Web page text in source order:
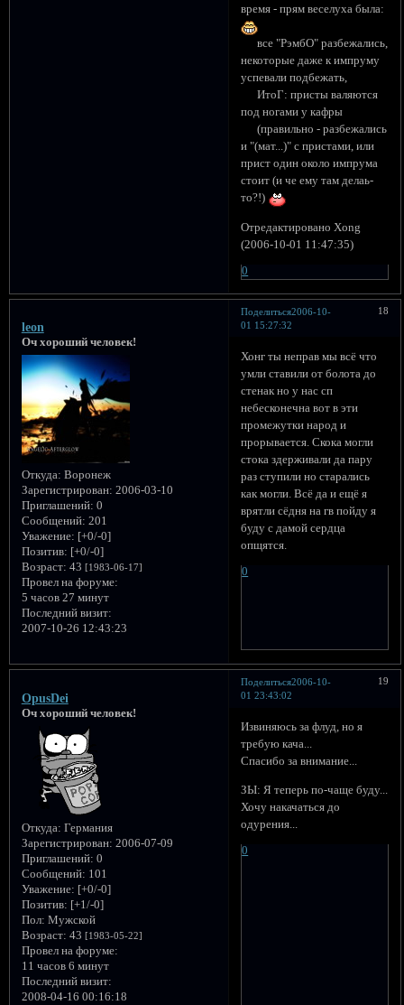
время - прям веселуха была:
все "РэмбО" разбежались,
некоторые даже к импруму
успевали подбежать,
ИтоГ: присты валяются
под ногами у кафры
(правильно - разбежались
и "(мат...)" с пристами, или
прист один около импрума
стоит (и че ему там делаь-
то?!)
Отредактировано Xong
(2006-10-01 11:47:35)
0
Поделиться 18
2006-10-
01 15:27:32
leon
Оч хороший человек!
Откуда: Воронеж
Зарегистрирован: 2006-03-10
Приглашений: 0
Сообщений: 201
Уважение: [+0/-0]
Позитив: [+0/-0]
Возраст: 43 [1983-06-17]
Провел на форуме:
5 часов 27 минут
Последний визит:
2007-10-26 12:43:23
Хонг ты неправ мы всё что
умли ставили от болота до
стенак но у нас сп
небесконечна вот в эти
промежутки народ и
прорывается. Скока могли
стока здерживали да пару
раз ступили но старались
как могли. Всё да и ещё я
врятли сёдня на гв пойду я
буду с дамой сердца
опщятся.
0
Поделиться 19
2006-10-
01 23:43:02
OpusDei
Оч хороший человек!
Откуда: Германия
Зарегистрирован: 2006-07-09
Приглашений: 0
Сообщений: 101
Уважение: [+0/-0]
Позитив: [+1/-0]
Пол: Мужской
Возраст: 43 [1983-05-22]
Провел на форуме:
11 часов 6 минут
Последний визит:
2008-04-16 00:16:18
Извиняюсь за флуд, но я
требую кача...
Спасибо за внимание...
ЗЫ: Я теперь по-чаще буду...
Хочу накачаться до
одурения...
0